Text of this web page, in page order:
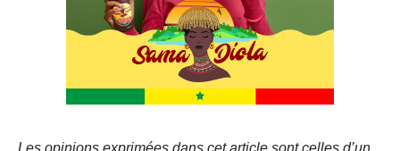
Les opinions exprimées dans cet article sont celles d’un